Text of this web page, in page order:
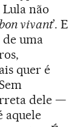
não
bon vivant’. E
de uma
quer é
dele —
aquele